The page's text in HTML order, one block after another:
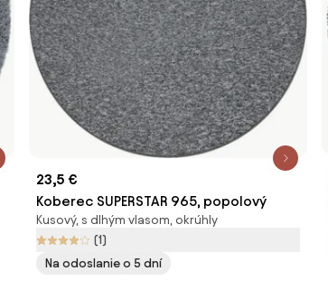
23,5 €
Koberec SUPERSTAR 965, popolový
Kusový, s dlhým vlasom, okrúhly
(1)
Na odoslanie o 5 dní